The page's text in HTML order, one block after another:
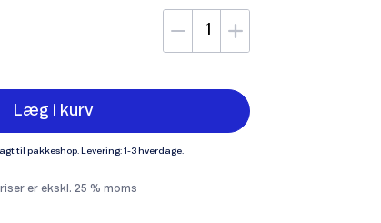
Læg i kurv
til pakkeshop. Levering: 1-3 hverdage.
er ekskl. 25 % moms